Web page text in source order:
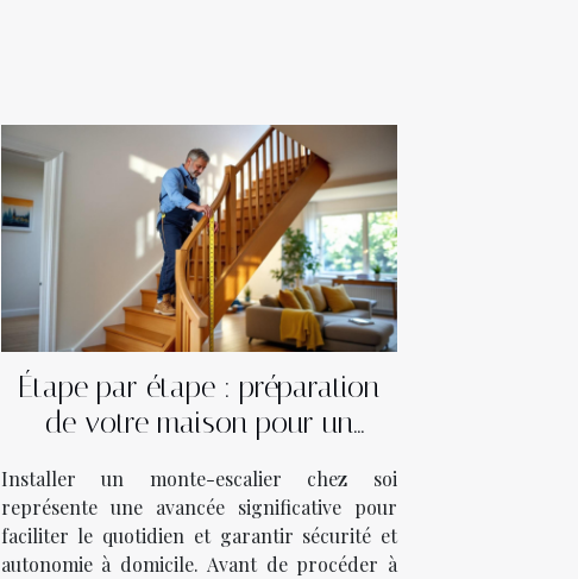
Étape par étape : préparation
de votre maison pour un
Installer un monte-escalier chez soi
représente une avancée significative pour
faciliter le quotidien et garantir sécurité et
autonomie à domicile. Avant de procéder à